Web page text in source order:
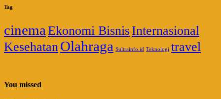
Tag
cinema Ekonomi BisnisInternasional
KesehatanOlahraga Sultrainfo.id Teknologi travel
You missed